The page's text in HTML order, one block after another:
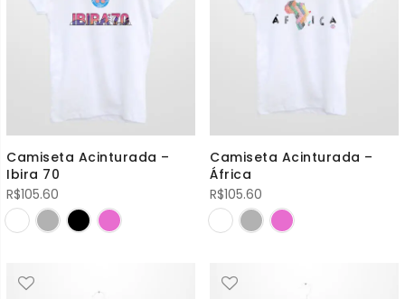
Camiseta Acinturada –
Ibira 70
R$105.60
Camiseta Acinturada –
África
R$105.60